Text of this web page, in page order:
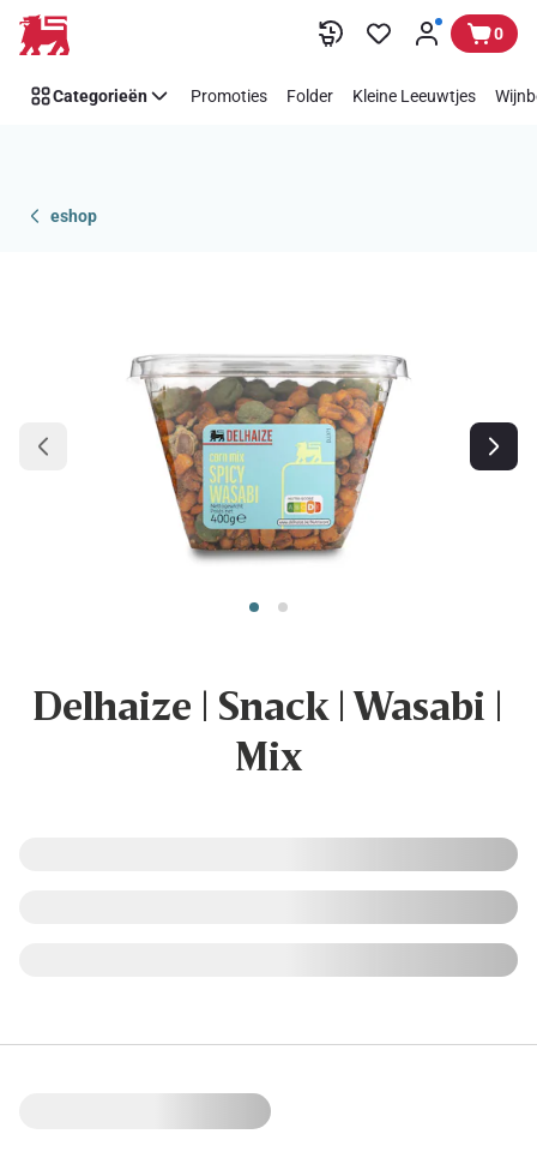
Overslaan 0
Categorieën Promoties Folder Kleine Leeuwtjes
eshop
Delhaize | Snack | Wasabi |
Mix